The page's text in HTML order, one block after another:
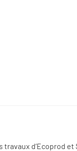
d’Ecoprod et